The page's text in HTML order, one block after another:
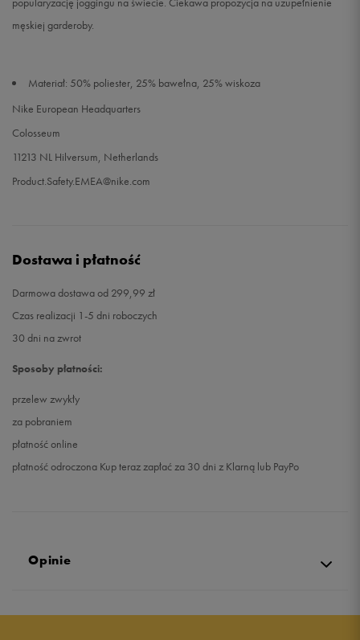
męskiej garderoby.
Materiał: 50% poliester, 25% bawełna, 25% wiskoza
Nike European Headquarters
Colosseum
11213 NL Hilversum, Netherlands
Product.Safety.EMEA@nike.com
Dostawa i płatność
Darmowa dostawa od 299,99 zł
Czas realizacji 1-5 dni roboczych
30 dni na zwrot
Sposoby płatności:
przelew zwykły
za pobraniem
płatność online
płatność odroczona Kup teraz zapłać za 30 dni z Klarną lub PayPo
Opinie